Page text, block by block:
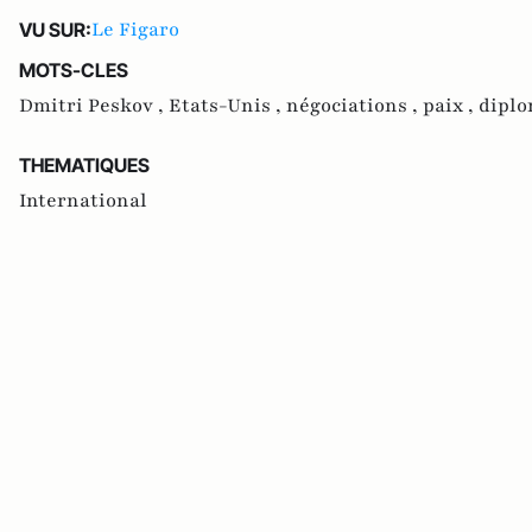
VU SUR:Le Figaro
MOTS-CLES
Dmitri Peskov , Etats-Unis , négociations , paix ,
THEMATIQUES
International